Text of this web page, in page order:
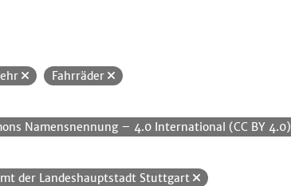
Fahrräder
Namensnennung – 4.0 International (CC BY 4.0)
der Landeshauptstadt Stuttgart